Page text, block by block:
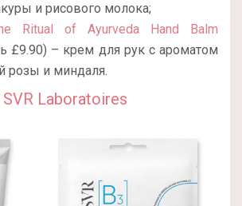
и рисового молока;
Ritual of Ayurveda Hand Balm
£9.90) – крем для рук с ароматом
розы и миндаля.
Laboratoires